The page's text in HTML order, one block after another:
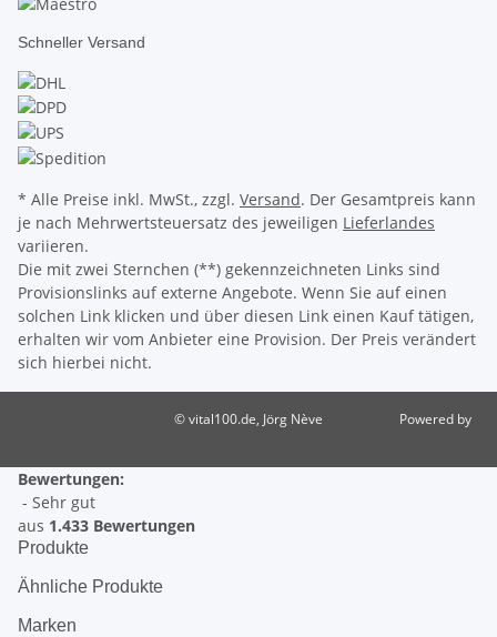
Schneller Versand
* Alle Preise inkl. MwSt., zzgl. Versand. Der Gesamtpreis kann
je nach Mehrwertsteuersatz des jeweiligen Lieferlandes
variieren.
Die mit zwei Sternchen (**) gekennzeichneten Links sind
Provisionslinks auf externe Angebote. Wenn Sie auf einen
solchen Link klicken und über diesen Link einen Kauf tätigen,
erhalten wir vom Anbieter eine Provision. Der Preis verändert
sich hierbei nicht.
© vital100.de, Jörg Nève
Powered by
Bewertungen:
- Sehr gut
aus 1.433 Bewertungen
Produkte
Ähnliche Produkte
Marken